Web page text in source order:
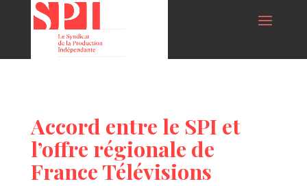
Accord entre le SPI et
l’offre régionale de
France Télévisions